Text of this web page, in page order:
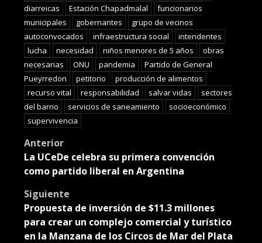
diarreicas
Estación Chapadmalal
funcionarios
municipales
gobernantes
grupo de vecinos
autoconvocados
infraestructura social
intendentes
lucha
necesidad niños menores de 5 años
obras
necesarias
ONU pandemia
Partido de General
Pueyrredon
petitorio
producción de alimentos
recurso vital
responsabilidad salvar vidas
sectores
del barrio
servicios de saneamiento
socioeconómico
supervivencia
Post
navigation
Anterior
La UCeDe celebra su primera convención
como partido liberal en Argentina
Siguiente
Propuesta de inversión de $11.3 millones
para crear un complejo comercial y turístico
en la Manzana de los Circos de Mar del Plata